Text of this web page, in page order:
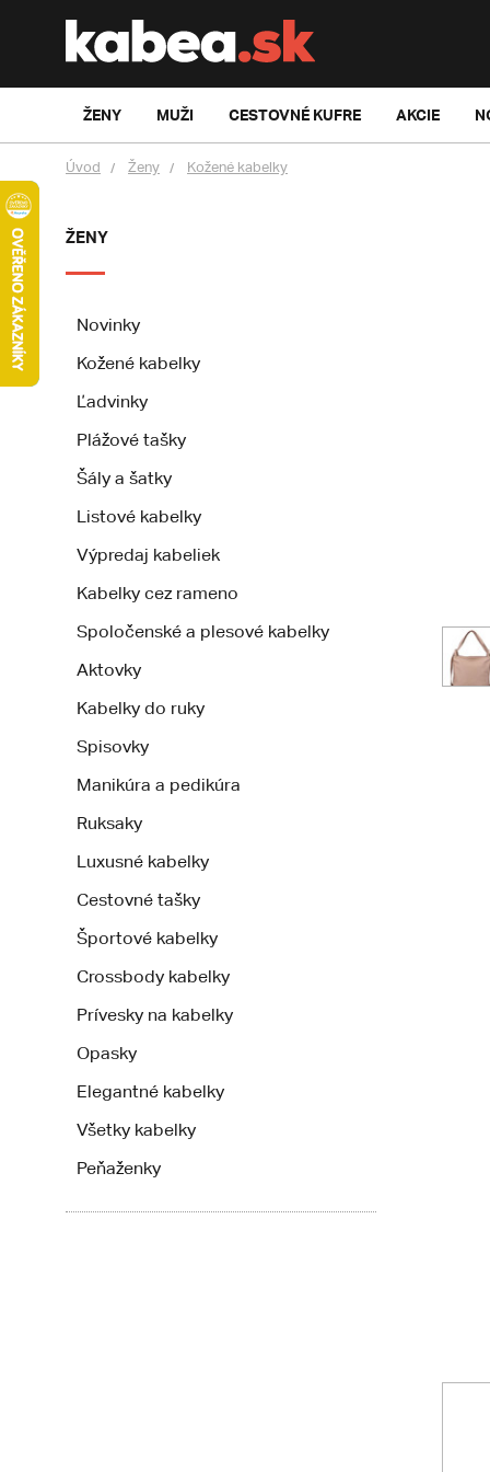
ŽENY MUŽI CESTOVNÉ KUFRE AKCIE
Úvod Ženy Kožené kabelky
ŽENY
Novinky
Kožené kabelky
Ľadvinky
Plážové tašky
Šály a šatky
Listové kabelky
Výpredaj kabeliek
Kabelky cez rameno
Spoločenské a plesové kabelky
Aktovky
Kabelky do ruky
Spisovky
Manikúra a pedikúra
Ruksaky
Luxusné kabelky
Cestovné tašky
Športové kabelky
Crossbody kabelky
Prívesky na kabelky
Opasky
Elegantné kabelky
Všetky kabelky
Peňaženky